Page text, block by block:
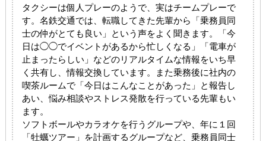
タクシーは個人プレーのようで、実はチームプレーで
す。名鉄交通では、転職してきた先輩から「乗務員同
士の仲がとても良い」という声をよく聞きます。「今
日は◯◯でイベントがあるから忙しくなる」「電車が
止まったらしい」などのリアルタイムな情報をいち早
く共有し、情報交換しています。また乗務後に社内の
喫茶ルームで「今日はこんなことがあった」と報告し
あい、悩み相談やストレス発散を行っている先輩もい
ます。
ソフトボールやカラオケを行うグループや、年に１回
「牡蠣ツアー」を計画するグループなど、乗務員同士